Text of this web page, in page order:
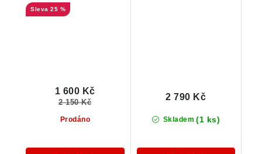
růženínem
25 %
Prodáno
1 600 Kč
2 150 Kč
Skladem (1 ks)
2 790 Kč